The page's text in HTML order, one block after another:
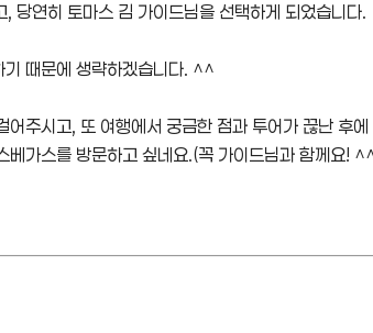
당연히 토마스 김 가이드님을 선택하게 되었습니다.
기 때문에 생략하겠습니다. ^^
주시고, 또 여행에서 궁금한 점과 투어가 끊난 후
베가스를 방문하고 싶네요.(꼭 가이드님과 함께요!